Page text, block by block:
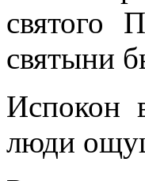
святого
святыни
Испокон
люди